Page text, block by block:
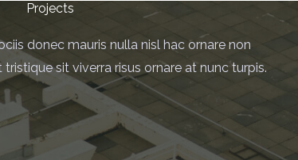
Projects
donec mauris nulla nisl hac ornare non
sit viverra risus ornare at nunc turpis.